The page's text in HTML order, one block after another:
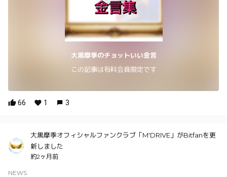
大黒摩季のチョットいい金言
この記事は有料会員限定です
66 1 3
大黒摩季オフィシャルファンクラブ「M'DRIVE」がBitfanを更
新しました
約2ヶ月前
NEWS